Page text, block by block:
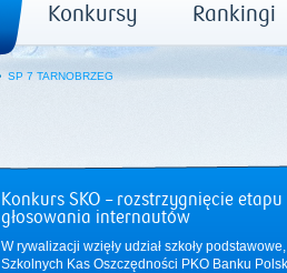
Konkursy Rankingi
SP 7 TARNOBRZEG
Konkurs SKO – rozstrzygnięcie
głosowania internautów
W rywalizacji wzięły udział szkoły
Szkolnych Kas Oszczędności PKO Banku